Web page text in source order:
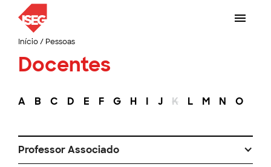
Início/ Pessoas
Docentes
A B C D E F G H I J K L M N O
Professor Associado